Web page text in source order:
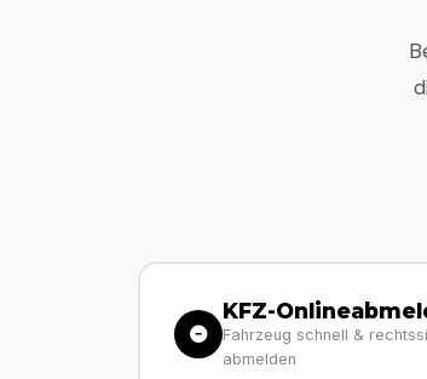
KFZ-
Fahrzeug schnell &
abmelden